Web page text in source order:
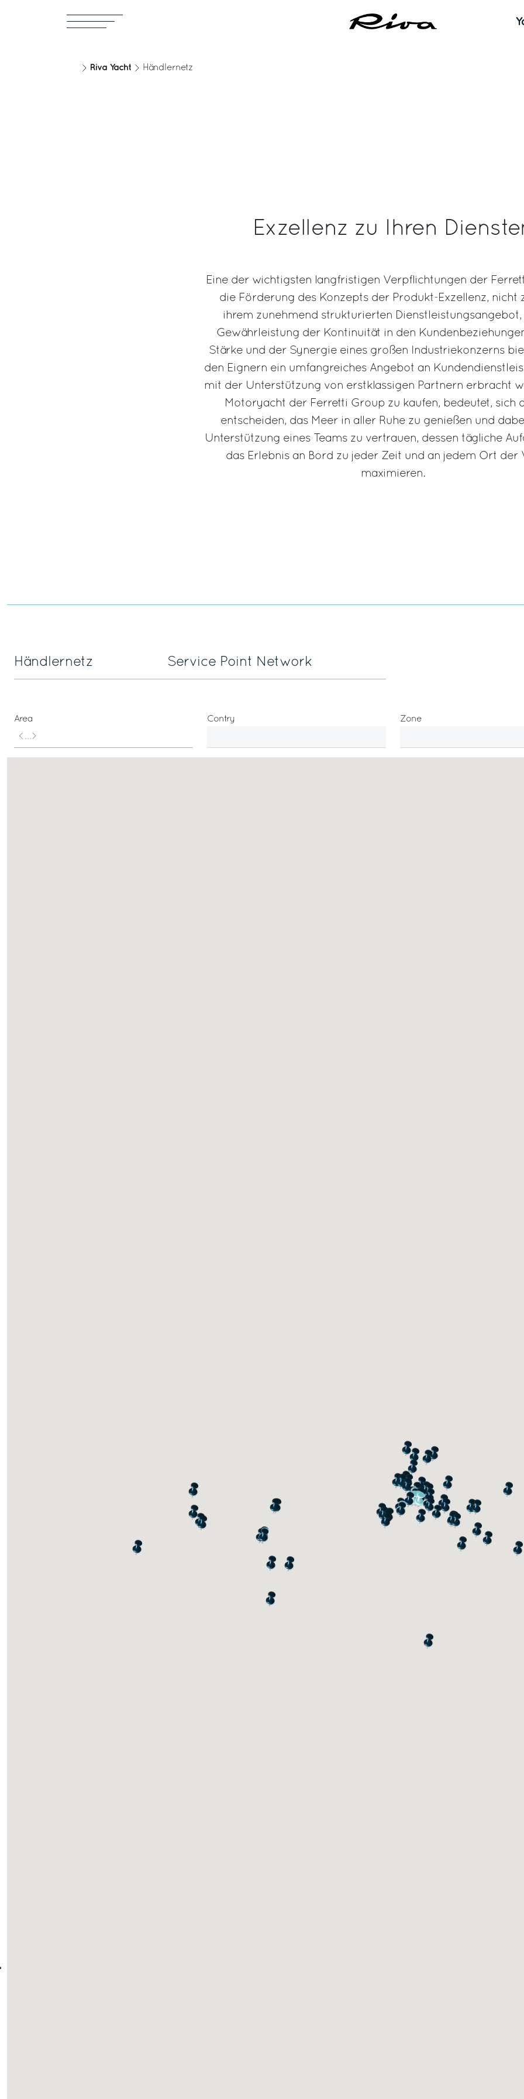
Riva Yacht Händlernetz
Exzellenz zu Ihren
Eine der wichtigsten langfristigen Verpflichtungen der
die Förderung des Konzepts der Produkt-Exzellenz, nicht
ihrem zunehmend strukturierten Dienstleistungsangebot,
Gewährleistung der Kontinuität in den
Stärke und der Synergie eines großen Industriekonzerns
den Eignern ein umfangreiches Angebot an
mit der Unterstützung von erstklassigen Partnern erbracht
Motoryacht der Ferretti Group zu kaufen, bedeutet, sich
entscheiden, das Meer in aller Ruhe zu genießen und
Unterstützung eines Teams zu vertrauen, dessen tägliche
das Erlebnis an Bord zu jeder Zeit und an jedem Ort der
maximieren.
Händlernetz Service Point Network
Area Contry Zone